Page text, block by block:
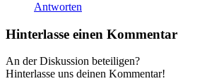
Antworten
Hinterlasse einen Kommentar
An der Diskussion beteiligen?
Hinterlasse uns deinen Kommentar!